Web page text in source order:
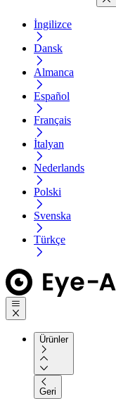
İngilizce
Dansk
Almanca
Español
Français
İtalyan
Nederlands
Polski
Svenska
Türkçe
Ürünler
Geri